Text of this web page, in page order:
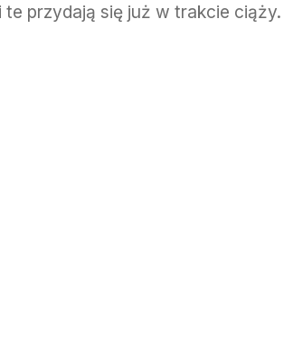
przydają się już w trakcie ciąży.